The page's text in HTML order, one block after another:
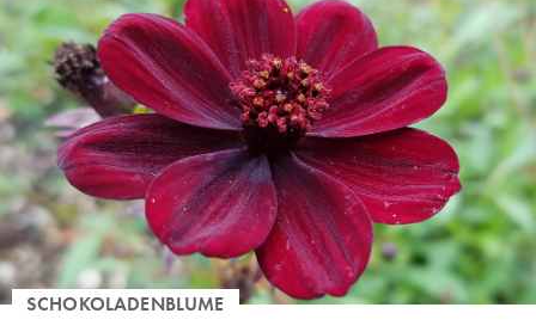
SCHOKOLADENBLUME